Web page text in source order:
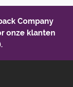
Company
onze klanten